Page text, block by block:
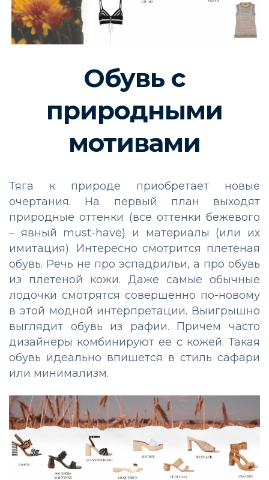
Обувь с
природными
мотивами
Тяга к природе приобретает новые
очертания. На первый план выходят
природные оттенки (все оттенки бежевого
– явный must-have) и материалы (или их
имитация). Интересно смотрится плетеная
обувь. Речь не про эспадрильи, а про обувь
из плетеной кожи. Даже самые обычные
лодочки смотрятся совершенно по-новому
в этой модной интерпретации. Выигрышно
выглядит обувь из рафии. Причем часто
дизайнеры комбинируют ее с кожей. Такая
обувь идеально впишется в стиль сафари
или минимализм.